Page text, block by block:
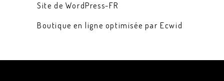
Site de WordPress-FR
Boutique en ligne optimisée par Ecwid